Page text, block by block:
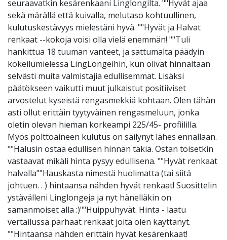
seuraavatkin kesärenkaani Linglongilta. ""Hyvät ajaa
sekä märällä että kuivalla, melutaso kohtuullinen,
kulutuskestävyys mielestäni hyvä. ""Hyvät ja Halvat
renkaat --kokoja voisi olla vielä enemmän! ""Tuli
hankittua 18 tuuman vanteet, ja sattumalta päädyin
kokeilumielessä LingLongeihin, kun olivat hinnaltaan
selvästi muita valmistajia edullisemmat. Lisäksi
päätökseen vaikutti muut julkaistut positiiviset
arvostelut kyseistä rengasmekkiä kohtaan. Olen tähän
asti ollut erittäin tyytyväinen rengasmeluun, jonka
oletin olevan hieman korkeampi 225/45- profiililla.
Myös polttoaineen kulutus on säilynyt lähes ennallaan.
""Halusin ostaa edullisen hinnan takia. Ostan toisetkin
vastaavat mikäli hinta pysyy edullisena. ""Hyvät renkaat
halvalla""Hauskasta nimestä huolimatta (tai siitä
johtuen. . ) hintaansa nähden hyvät renkaat! Suosittelin
ystävälleni Linglongeja ja nyt hänelläkin on
samanmoiset alla :)""Huippuhyvät. Hinta - laatu
vertailussa parhaat renkaat joita olen käyttänyt.
""Hintaansa nähden erittäin hyvät kesärenkaat!